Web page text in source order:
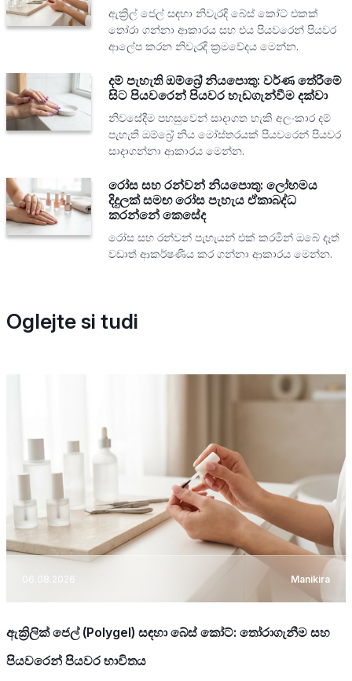
ඇක්‍රිල් ජෙල් සඳහා නිවැරදි බේස් කෝට් එකක්
තෝරා ගන්නා ආකාරය සහ එය පියවරෙන් පියවර
ආලේප කරන නිවැරදි ක්‍රමවේදය මෙන්න.
දම් පැහැති ඔම්බ්‍රේ නියපොතු: වර්ණ තේරීමේ
සිට පියවරෙන් පියවර හැඩගැන්වීම දක්වා
නිවසේදීම පහසුවෙන් සාදාගත හැකි අලංකාර දම්
පැහැති ඔම්බ්‍රේ නිය මෝස්තරයක් පියවරෙන් පියවර
සාදාගන්නා ආකාරය මෙන්න.
රෝස සහ රන්වන් නියපොතු: ලෝහමය
දිදුලක් සමඟ රෝස පැහැය ඒකාබද්ධ
කරන්නේ කෙසේද
රෝස සහ රන්වන් පැහැයන් එක් කරමින් ඔබේ දෑත්
වඩාත් ආකර්ෂණීය කර ගන්නා ආකාරය මෙන්න.
Oglejte si tudi
06.08.2026 Manikira
ඇක්‍රිලික් ජෙල් (Polygel) සඳහා බේස් කෝට්: තෝරාගැනීම සහ
පියවරෙන් පියවර භාවිතය